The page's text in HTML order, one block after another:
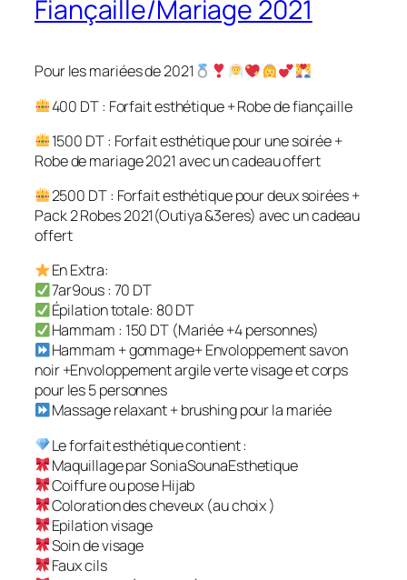
Fiançaille/Mariage 2021
Pour les mariées de 2021
400 DT : Forfait esthétique + Robe de fiançaille
1500 DT : Forfait esthétique pour une soirée +
Robe de mariage 2021 avec un cadeau offert
2500 DT : Forfait esthétique pour deux soirées +
Pack 2 Robes 2021(Outiya &3eres) avec un cadeau
offert
En Extra:
7ar9ous : 70 DT
Épilation totale: 80 DT
Hammam : 150 DT (Mariée +4 personnes)
Hammam + gommage+ Envoloppement savon
noir +Envoloppement argile verte visage et corps
pour les 5 personnes
Massage relaxant + brushing pour la mariée
Le forfait esthétique contient :
Maquillage par SoniaSounaEsthetique
Coiffure ou pose Hijab
Coloration des cheveux (au choix )
Epilation visage
Soin de visage
Faux cils